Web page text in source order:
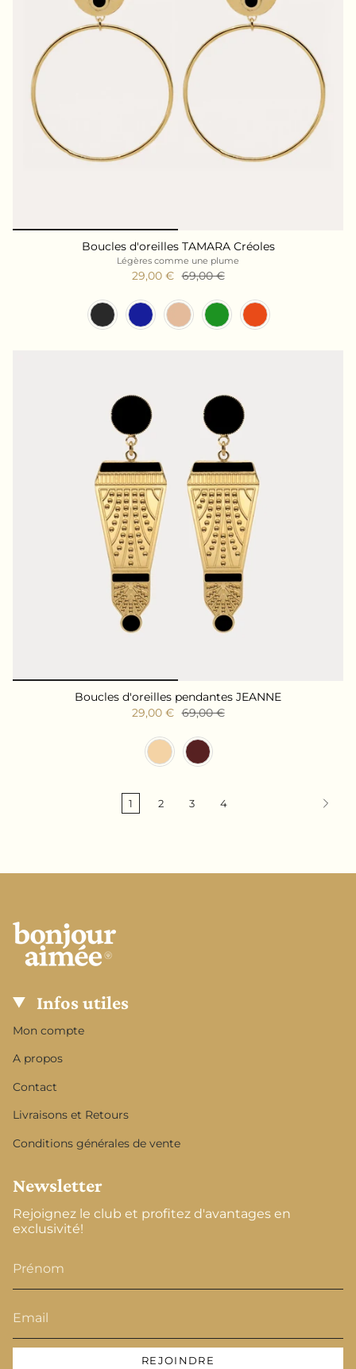
Boucles d'oreilles TAMARA Créoles
Légères comme une plume
29,00 € 69,00 €
Couleur Résine
Boucles d'oreilles pendantes JEANNE
29,00 € 69,00 €
1 2 3 4
Infos utiles
Mon compte
A propos
Contact
Livraisons et Retours
Conditions générales de vente
Newsletter
Rejoignez le club et profitez d'avantages en
exclusivité!
REJOINDRE